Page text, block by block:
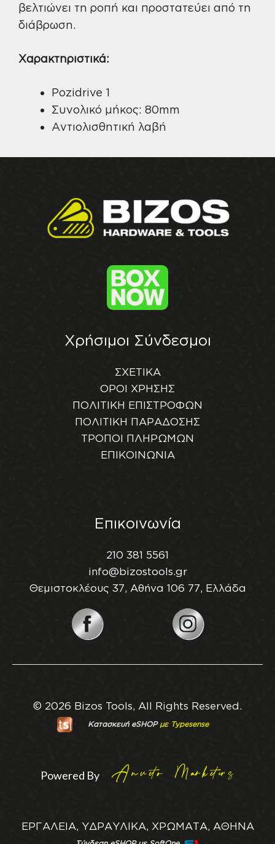
βελτιώνει τη ροπή και προστατεύει από τη
διάβρωση.
Χαρακτηριστικά:
Pozidrive 1
Συνολικό μήκος: 80mm
Αντιολισθητική λαβή
Χρήσιμοι Σύνδεσμοι
ΣΧΕΤΙΚΑ
ΟΡΟΙ ΧΡΗΣΗΣ
ΠΟΛΙΤΙΚΗ ΕΠΙΣΤΡΟΦΩΝ
ΠΟΛΙΤΙΚΗ ΠΑΡΑΔΟΣΗΣ
ΤΡΟΠΟΙ ΠΛΗΡΩΜΩΝ
ΕΠΙΚΟΙΝΩΝΙΑ
Επικοινωνία
210 381 5561
info@bizostools.gr
Θεμιστοκλέους 37, Αθήνα 106 77, Ελλάδα
© 2026 Bizos Tools, All Rights Reserved.
Κατασκευή eSHOPμε Typesense
Powered By
ΕΡΓΑΛΕΙΑ, ΥΔΡΑΥΛΙΚΑ, ΧΡΩΜΑΤΑ, ΑΘΗΝΑ